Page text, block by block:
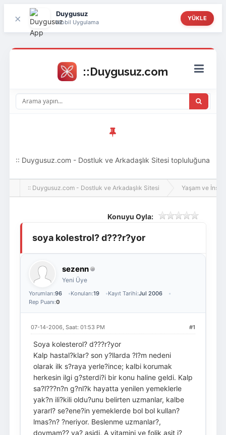
× Duygusuz
Mobil Uygulama
YÜKLE
Giriş Yap
:: Duygusuz.com - Dostluk ve Arkadaşlık Sitesi topluluğuna
hoş geldin ziyaretçi! Aramıza katılmak istersen kayıt
:: Duygusuz.com - Dostluk ve Arkadaşlık Sitesi Yaşam ve İnsan
Konuyu Oyla:
soya kolestrol? d???r?yor
sezenn
Yeni Üye
Yorumları:96 Konuları:19 Kayıt Tarihi:Jul 2006
Rep Puanı:0
#1
07-14-2006, Saat: 01:53 PM
Soya kolesterol? d???r?yor
Kalp hastal?klar? son y?llarda ?l?m nedeni
olarak ilk s?raya yerle?ince; kalbi korumak
herkesin ilgi g?sterdi?i bir konu haline geldi. Kalp
sa?l???n?n g?nl?k hayatta yenilen yemeklerle
yak?n ili?kili oldu?unu belirten uzmanlar, kalbe
yararl? se?ene?in yemeklerde bol bol kullan?
lmas?n? ?neriyor. Beslenme uzmanlar?,
doymam?? ya? asidi, A vitamini ve folik asit i?